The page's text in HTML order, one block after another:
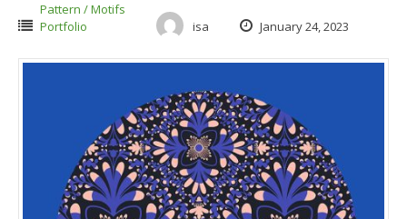
Pattern / Motifs
Portfolio
isa January 24, 2023